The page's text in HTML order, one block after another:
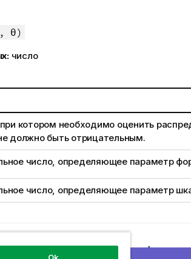
θ)
число
котором необходимо оценить
должно быть отрицательным.
число, определяющее параметр
число, определяющее параметр
диаграммы